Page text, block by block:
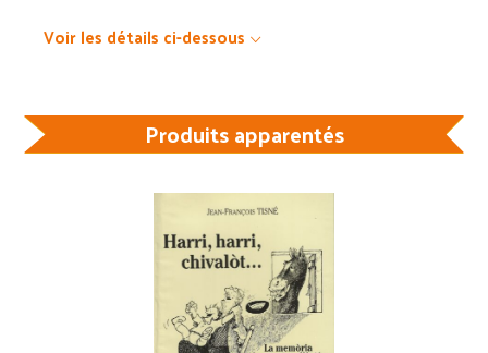
Voir les détails ci-dessous
Produits apparentés